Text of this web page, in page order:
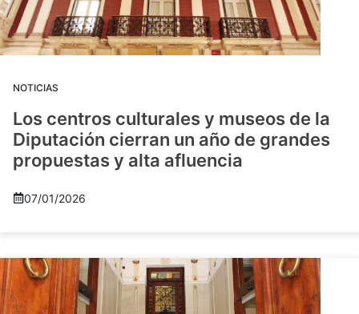
NOTICIAS
Los centros culturales y museos de la
Diputación cierran un año de grandes
propuestas y alta afluencia
07/01/2026